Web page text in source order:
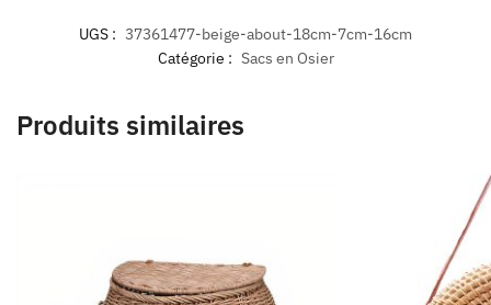
UGS : 37361477-beige-about-18cm-7cm-16cm
Catégorie : Sacs en Osier
Produits similaires